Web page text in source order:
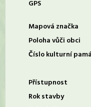
GPS
Mapová značka
Poloha vůči obci
Číslo kulturní
Přístupnost
Rok stavby